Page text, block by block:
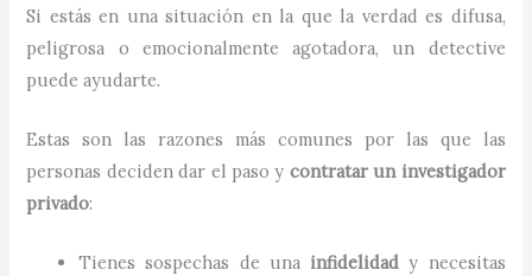
Si estás en una situación en la que la verdad es difusa,
peligrosa o emocionalmente agotadora, un detective
puede ayudarte.
Estas son las razones más comunes por las que las
personas deciden dar el paso y contratar un investigador
privado:
Tienes sospechas de una infidelidad y necesitas